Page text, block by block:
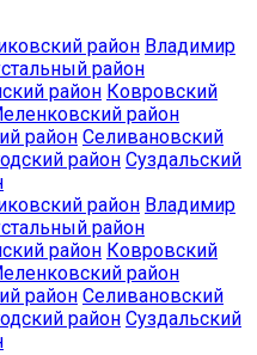
район Владимир
район
район Ковровский
район
район Селивановский
район Суздальский
район Владимир
район
район Ковровский
район
район Селивановский
район Суздальский